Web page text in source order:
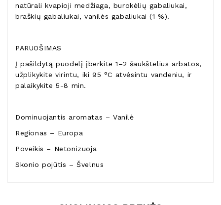
natūrali kvapioji medžiaga, burokėlių gabaliukai,
braškių gabaliukai, vanilės gabaliukai (1 %).
PARUOŠIMAS
Į pašildytą puodelį įberkite 1–2 šaukštelius arbatos,
užplikykite virintu, iki 95 °C atvėsintu vandeniu, ir
palaikykite 5-8 min.
Dominuojantis aromatas – Vanilė
Regionas – Europa
Poveikis – Netonizuoja
Skonio pojūtis – Švelnus